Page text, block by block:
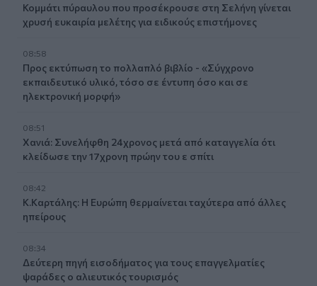
Κομμάτι πύραυλου που προσέκρουσε στη Σελήνη γίνεται
χρυσή ευκαιρία μελέτης για ειδικούς επιστήμονες
08:58
Προς εκτύπωση το πολλαπλό βιβλίο - «Σύγχρονο
εκπαιδευτικό υλικό, τόσο σε έντυπη όσο και σε
ηλεκτρονική μορφή»
08:51
Χανιά: Συνελήφθη 24χρονος μετά από καταγγελία ότι
κλείδωσε την 17χρονη πρώην του ε σπίτι
08:42
Κ.Καρτάλης: Η Ευρώπη θερμαίνεται ταχύτερα από άλλες
ηπείρους
08:34
Δεύτερη πηγή εισοδήματος για τους επαγγελματίες
ψαράδες ο αλιευτικός τουρισμός